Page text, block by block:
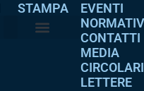
STAMPA
EVENTI
CONTATTI
MEDIA
CIRCOLARI
LETTERE